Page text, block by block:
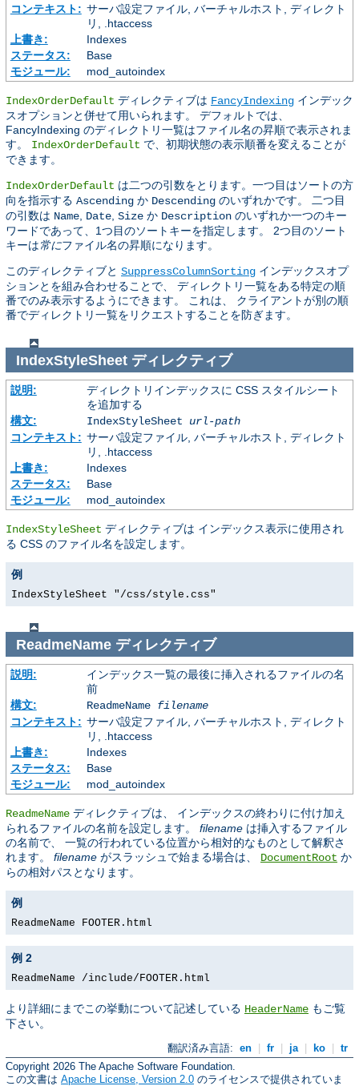
コンテキスト: サーバ設定ファイル, バーチャルホスト, ディレクト
リ, .htaccess
上書き:
Indexes
ステータス:
Base
モジュール:
mod_autoindex
IndexOrderDefault ディレクティブは FancyIndexing インデック
スオプションと併せて用いられます。 デフォルトでは、
FancyIndexing のディレクトリ一覧はファイル名の昇順で表示されま
す。 IndexOrderDefault で、初期状態の表示順番を変えることが
できます。
IndexOrderDefault は二つの引数をとります。一つ目はソートの方
向を指示する Ascending か Descending のいずれかです。 二つ目
の引数は Name Date Size か Description のいずれか一つのキー
ワードであって、1つ目のソートキーを指定します。 2つ目のソート
キーは常にファイル名の昇順になります。
このディレクティブと SuppressColumnSorting インデックスオプ
ションとを組み合わせることで、 ディレクトリ一覧をある特定の順
番でのみ表示するようにできます。 これは、 クライアントが別の順
番でディレクトリ一覧をリクエストすることを防ぎます。
IndexStyleSheetディレクティブ
説明:
ディレクトリインデックスに CSS スタイルシート
を追加する
構文:
IndexStyleSheet url-path
コンテキスト: サーバ設定ファイル, バーチャルホスト, ディレクト
リ, .htaccess
上書き:
Indexes
ステータス:
Base
モジュール:
mod_autoindex
IndexStyleSheet ディレクティブは インデックス表示に使用され
る CSS のファイル名を設定します。
例
IndexStyleSheet "/css/style.css"
ReadmeNameディレクティブ
説明:
インデックス一覧の最後に挿入されるファイルの名
前
構文:
ReadmeName filename
コンテキスト: サーバ設定ファイル, バーチャルホスト, ディレクト
リ, .htaccess
上書き:
Indexes
ステータス:
Base
モジュール:
mod_autoindex
ReadmeName ディレクティブは、 インデックスの終わりに付け加え
られるファイルの名前を設定します。 filename は挿入するファイル
の名前で、 一覧の行われている位置から相対的なものとして解釈さ
れます。 filename がスラッシュで始まる場合は、 DocumentRoot か
らの相対パスとなります。
例
ReadmeName FOOTER.html
例 2
ReadmeName /include/FOOTER.html
より詳細にまでこの挙動について記述している HeaderName もご覧
下さい。
翻訳済み言語: en fr ja ko
tr
Copyright 2026 The Apache Software Foundation.
この文書は Apache License, Version 2.0 のライセンスで提供されていま